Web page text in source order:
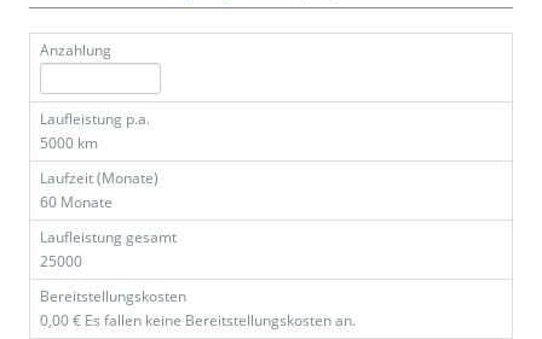
Anzahlung
Laufleistung p.a.
5000 km
Laufzeit (Monate)
60 Monate
Laufleistung gesamt
25000
Bereitstellungskosten
0,00 € Es fallen keine Bereitstellungskosten an.